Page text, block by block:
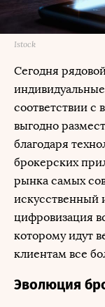
Istock
Сегодня
соответствии
выгодно
благодаря
брокерских
рынка самых
искусственный
цифровизация
которому идут
клиентам все
Эволюция